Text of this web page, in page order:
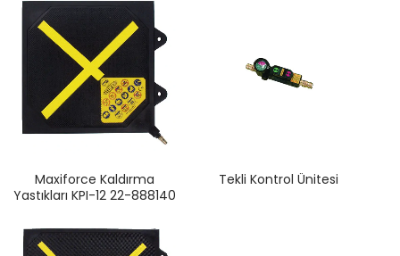
Maxiforce Kaldırma
Yastıkları KPI-12 22-888140
Tekli Kontrol Ünitesi